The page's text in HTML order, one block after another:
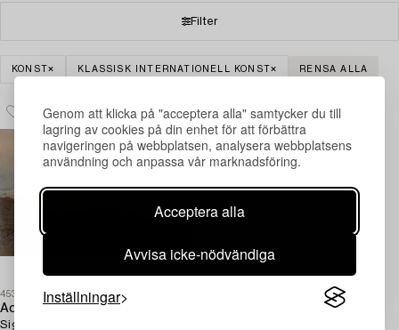
Genom att klicka på "acceptera alla" samtycker du till
lagring av cookies på din enhet för att förbättra
navigeringen på webbplatsen, analysera webbplatsens
användning och anpassa vår marknadsföring.
Acceptera alla
Avvisa icke-nödvändiga
Inställningar
Filter
KONST KLASSISK INTERNATIONELL KONST RENSA ALLA
453919
Adelsteen Normann
Signerad A. Normann och daterad